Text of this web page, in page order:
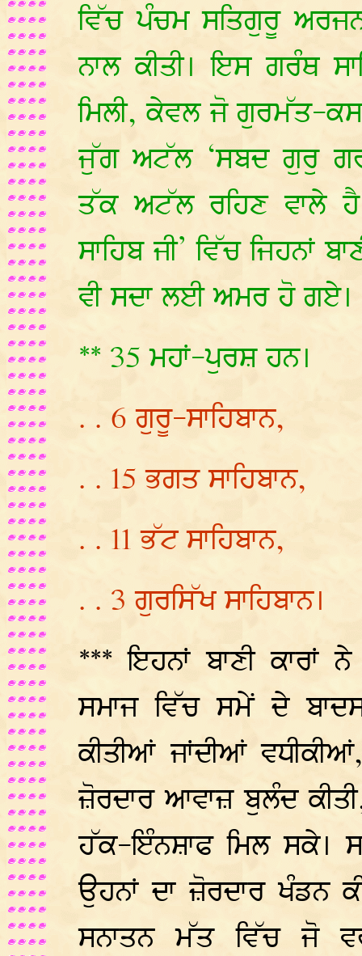
ਵਿੱਚ ਪੰਚਮ ਸਤਿਗੁਰੂ
ਨਾਲ ਕੀਤੀ। ਇਸ ਗਰੰਥ
ਮਿਲੀ, ਕੇਵਲ ਜੋ ਗੁਰਮੱਤ-
ਜੁੱਗ ਅਟੱਲ ‘ਸਬਦ ਗੁਰੁ
ਤੱਕ ਅਟੱਲ ਰਹਿਣ ਵਾਲੇ
ਸਾਹਿਬ ਜੀ’ ਵਿੱਚ ਜਿਹਨਾਂ
ਵੀ ਸਦਾ ਲਈ ਅਮਰ ਹੋ ਗਏ।
** 35 ਮਹਾਂ-ਪੁਰਸ਼ ਹਨ।
. . 6 ਗੁਰੂ-ਸਾਹਿਬਾਨ,
. . 15 ਭਗਤ ਸਾਹਿਬਾਨ,
. . 11 ਭੱਟ ਸਾਹਿਬਾਨ,
. . 3 ਗੁਰਸਿੱਖ ਸਾਹਿਬਾਨ।
*** ਇਹਨਾਂ ਬਾਣੀ ਕਾਰਾਂ
ਸਮਾਜ ਵਿੱਚ ਸਮੇਂ ਦੇ
ਕੀਤੀਆਂ ਜਾਂਦੀਆਂ
ਜ਼ੋਰਦਾਰ ਆਵਾਜ਼ ਬੁਲੰਦ
ਹੱਕ-ਇੰਨਸ਼ਾਫ ਮਿਲ ਸਕੇ।
ਉਹਨਾਂ ਦਾ ਜ਼ੋਰਦਾਰ ਖੰਡਨ
ਸਨਾਤਨ ਮੱਤ ਵਿੱਚ ਜੋ